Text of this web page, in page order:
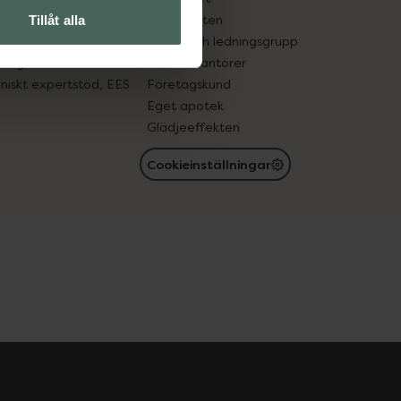
Tillåt alla
in gammal medicin
expertstöd, EES
Samarbeten
Ägare och ledningsgrupp
För leverantörer
Företagskund
Eget apotek
Glädjeeffekten
Cookieinställningar